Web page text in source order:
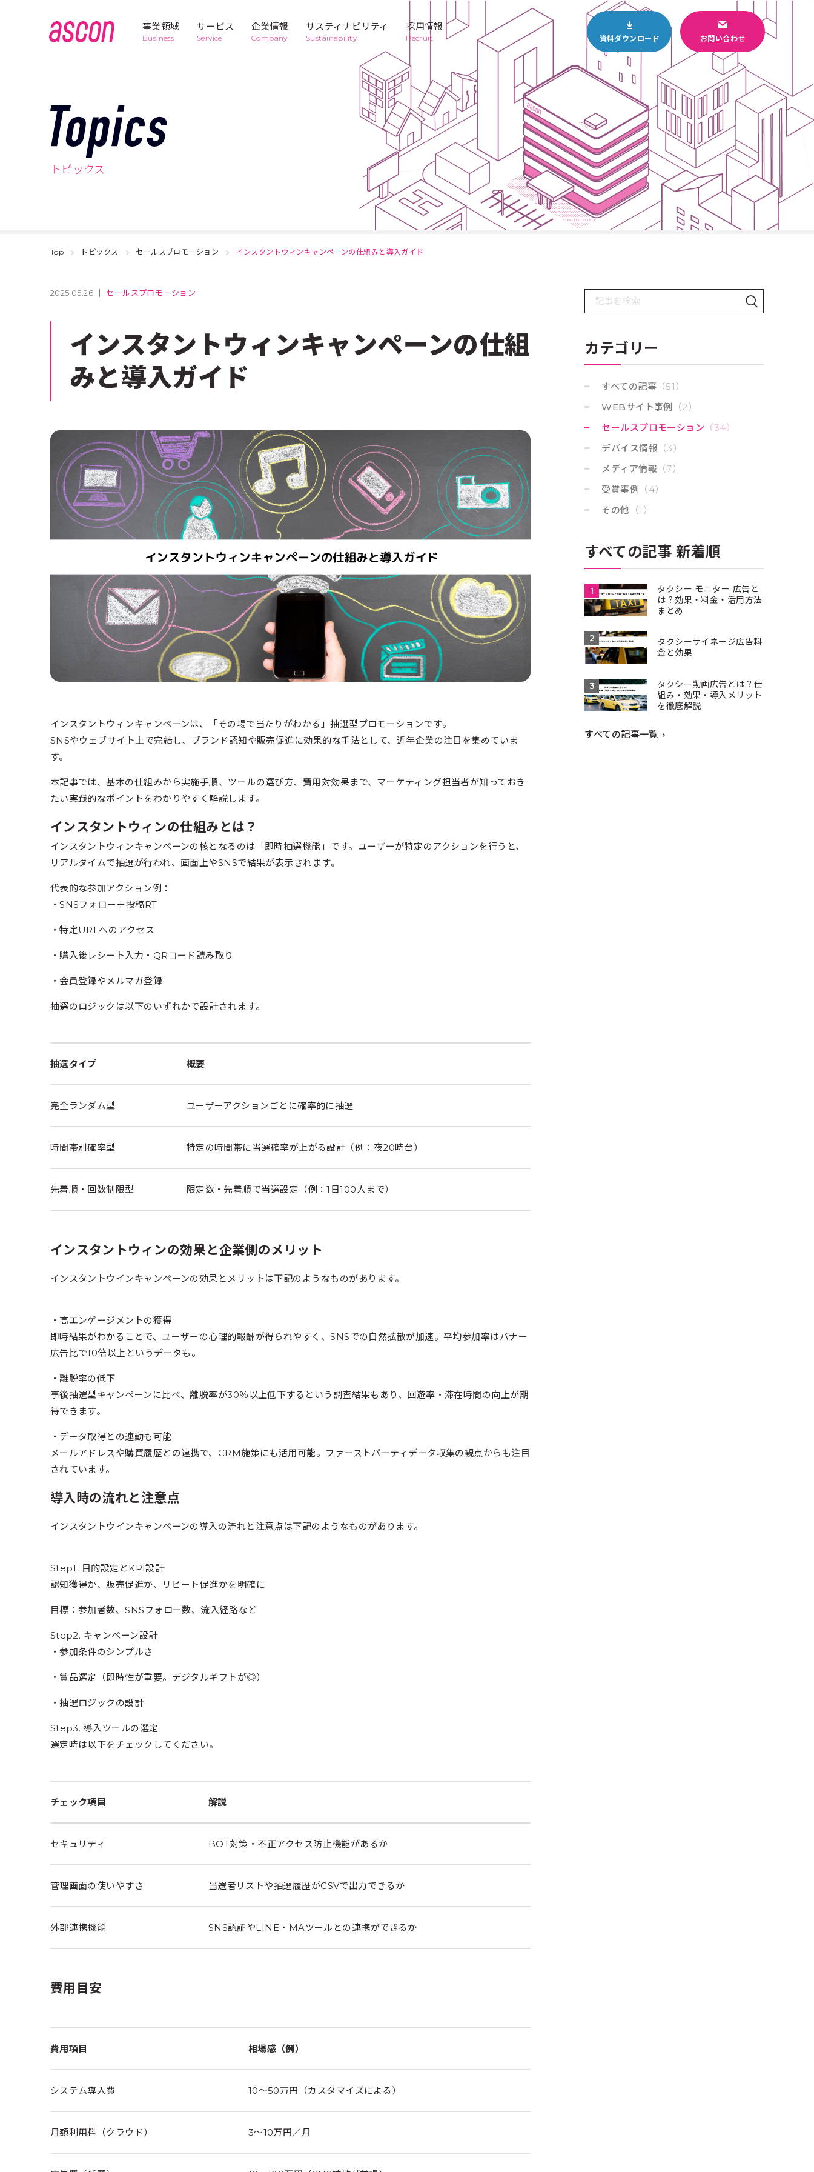
事業領域
Business
ロモーショ
ン
Business
コンテンツ
クリエイテ
Business
システム開
発
Business
メディア
Business 8
ブランド
サービス
Service
to-link
キッティン
グ代行サー
販促のぼり
レンタルマ
ット
ウインク
広告主募集
企業情報
Company
サスティナビリティ
Sustainability
採用情報
Recruit 資料ダウンロード お問い合わせ
T
o
p
c
s
トピックス
Top トピックス セールスプロモーション インスタントウィンキャンペーンの仕組みと導入ガイド
2025.05.26 セールスプロモーション
インスタントウィンキャンペーンの仕組
みと導入ガイド
インスタントウィンキャンペーンは、「その場で当たりがわかる」抽選型プロモーションです。
SNSやウェブサイト上で完結し、ブランド認知や販売促進に効果的な手法として、近年企業の注目を集めていま
す。
本記事では、基本の仕組みから実施手順、ツールの選び方、費用対効果まで、マーケティング担当者が知っておき
たい実践的なポイントをわかりやすく解説します。
インスタントウィンの仕組みとは？
インスタントウィンキャンペーンの核となるのは「即時抽選機能」です。ユーザーが特定のアクションを行うと、
リアルタイムで抽選が行われ、画面上やSNSで結果が表示されます。
代表的な参加アクション例：
・SNSフォロー＋投稿RT
・特定URLへのアクセス
・購入後レシート入力・QRコード読み取り
・会員登録やメルマガ登録
抽選のロジックは以下のいずれかで設計されます。
抽選タイプ 概要
完全ランダム型 ユーザーアクションごとに確率的に抽選
時間帯別確率型 特定の時間帯に当選確率が上がる設計（例：夜20時台）
先着順・回数制限型 限定数・先着順で当選設定（例：1日100人まで）
インスタントウィンの効果と企業側のメリット
インスタントウインキャンペーンの効果とメリットは下記のようなものがあります。
・高エンゲージメントの獲得
即時結果がわかることで、ユーザーの心理的報酬が得られやすく、SNSでの自然拡散が加速。平均参加率はバナー
広告比で10倍以上というデータも。
・離脱率の低下
事後抽選型キャンペーンに比べ、離脱率が30％以上低下するという調査結果もあり、回遊率・滞在時間の向上が期
待できます。
・データ取得との連動も可能
メールアドレスや購買履歴との連携で、CRM施策にも活用可能。ファーストパーティデータ収集の観点からも注目
されています。
導入時の流れと注意点
インスタントウインキャンペーンの導入の流れと注意点は下記のようなものがあります。
Step1. 目的設定とKPI設計
認知獲得か、販売促進か、リピート促進かを明確に
目標：参加者数、SNSフォロー数、流入経路など
Step2. キャンペーン設計
・参加条件のシンプルさ
・賞品選定（即時性が重要。デジタルギフトが◎）
・抽選ロジックの設計
Step3. 導入ツールの選定
選定時は以下をチェックしてください。
チェック項目 解説
セキュリティ BOT対策・不正アクセス防止機能があるか
管理画面の使いやすさ 当選者リストや抽選履歴がCSVで出力できるか
外部連携機能 SNS認証やLINE・MAツールとの連携ができるか
費用目安
費用項目 相場感（例）
システム導入費 10〜50万円（カスタマイズによる）
月額利用料（クラウド） 3〜10万円／月
索
索
カテゴリー
すべての記事 （51）
WEBサイト事例
（2）
セールスプロモーション （34）
デバイス情報 （3）
メディア情報 （7）
受賞事例 （4）
その他 （1）
すべての記事 新着順
タクシー モニター 広告と
は？効果・料金・活用方法
まとめ
タクシーサイネージ広告料
金と効果
タクシー動画広告とは？仕
組み・効果・導入メリット
を徹底解説
すべての記事一覧